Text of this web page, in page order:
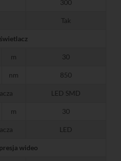
300
Tak
m 30
nm 850
LED SMD
m 30
LED
wideo